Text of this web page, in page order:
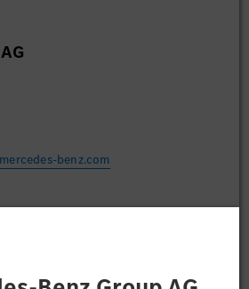
benz.com